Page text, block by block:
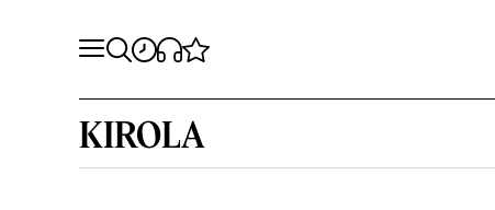
KIROLA